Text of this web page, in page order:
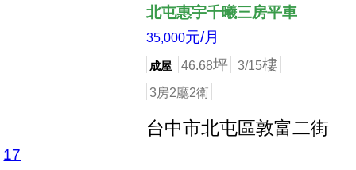
北屯惠宇千曦三房平車
35,000元/月
成屋 46.68坪 3/15樓
3房2廳2衛
台中市北屯區敦富二街
店長推薦
17